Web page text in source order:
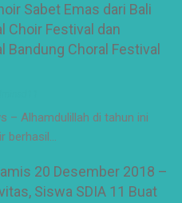
Sabet Emas dari Bali
Choir Festival dan
Bandung Choral Festival
– Alhamdulillah di tahun ini
berhasil…
20 Desember 2018 –
Siswa SDIA 11 Buat